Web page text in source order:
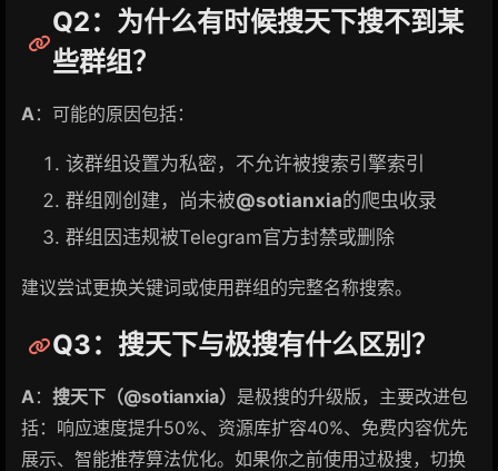
Q2：为什么有时候搜天下搜不到某
些群组？
A ：可能的原因包括：
该群组设置为私密，不允许被搜索引擎索引
群组刚创建，尚未被@sotianxia的爬虫收录
群组因违规被Telegram官方封禁或删除
建议尝试更换关键词或使用群组的完整名称搜索。
Q3：搜天下与极搜有什么区别？
A ： 搜天下（@sotianxia） 是极搜的升级版，主要改进包
括：响应速度提升50%、资源库扩容40%、免费内容优先
展示、智能推荐算法优化。如果你之前使用过极搜，切换